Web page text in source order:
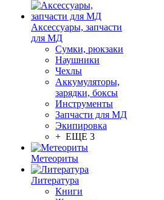
Аксессуары, запчасти
для МД
Сумки, рюкзаки
Наушники
Чехлы
Аккумуляторы,
зарядки, боксы
Инструменты
Запчасти для МД
Экипировка
+ ЕЩЕ 3
Метеориты
Литература
Книги